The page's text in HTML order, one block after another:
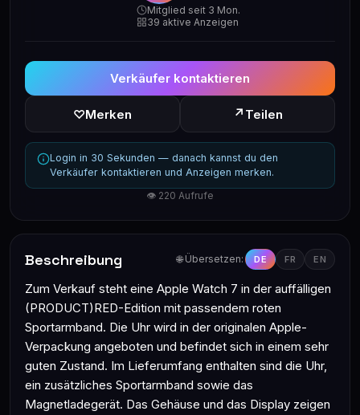
Mitglied seit 3 Mon.
39 aktive Anzeigen
Verkäufer kontaktieren
♡Merken ↗ Teilen
Login in 30 Sekunden — danach kannst du den
Verkäufer kontaktieren und Anzeigen merken.
👁 220 Aufrufe
Beschreibung 🌐 Übersetzen: DE FR EN
Zum Verkauf steht eine Apple Watch 7 in der auffälligen
(PRODUCT)RED-Edition mit passendem roten
Sportarmband. Die Uhr wird in der originalen Apple-
Verpackung angeboten und befindet sich in einem sehr
guten Zustand. Im Lieferumfang enthalten sind die Uhr,
ein zusätzliches Sportarmband sowie das
Magnetladegerät. Das Gehäuse und das Display zeigen